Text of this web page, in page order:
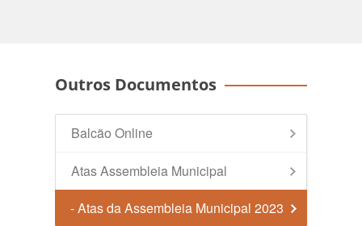
Outros Documentos
Balcão Online
Atas Assembleia Municipal
- Atas da Assembleia Municipal 2023